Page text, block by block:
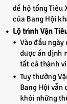
để hộ tống Tiêu
của Bang Hội
Lộ trình Vận
Vào đầu ngày
được ấn định
tất cả thành
Tuy thưởng
Bang Hội vẫn
khỏi những